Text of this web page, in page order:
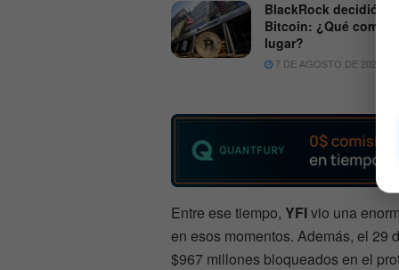
BlackRock decidió
Bitcoin: ¿Qué
lugar?
7 DE AGOSTO DE 2026
Entre ese tiempo, YFIvio una
en esos momentos. Además, el 29
$967 millones bloqueados en el